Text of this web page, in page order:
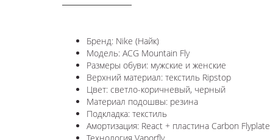
Бренд: Nike (Найк)
Модель: ACG Mountain Fly
Размеры обуви: мужские и женские
Верхний материал: текстиль Ripstop
Цвет: светло-коричневый, черный
Материал подошвы: резина
Подкладка: текстиль
Амортизация: React + пластина Carbon Flyplate